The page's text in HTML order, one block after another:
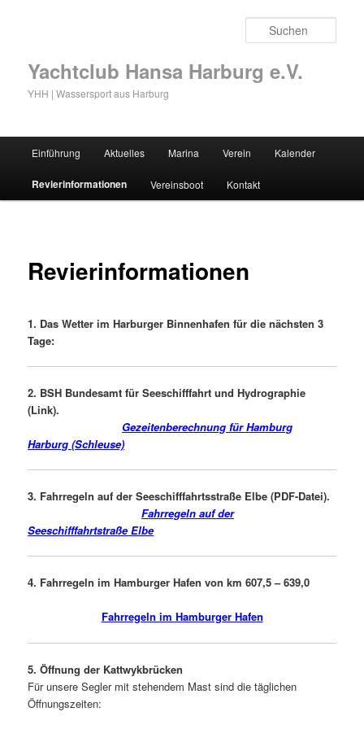
Yachtclub Hansa Harburg e.V.
YHH | Wassersport aus Harburg
Einführung Aktuelles Marina Verein Kalender
Revierinformationen Vereinsboot Kontakt
Revierinformationen
1. Das Wetter im Harburger Binnenhafen für die nächsten 3
Tage:
2. BSH Bundesamt für Seeschifffahrt und Hydrographie
(Link).
Gezeitenberechnung für Hamburg
Harburg (Schleuse)
3. Fahrregeln auf der Seeschifffahrtsstraße Elbe (PDF-Datei).
Fahrregeln auf der
SeeschifffahrtstraßeElbe
4. Fahrregeln im Hamburger Hafen von km 607,5 – 639,0
Fahrregeln im Hamburger Hafen
5. Öffnung der Kattwykbrücken
Für unsere Segler mit stehendem Mast sind die täglichen
Öffnungszeiten: